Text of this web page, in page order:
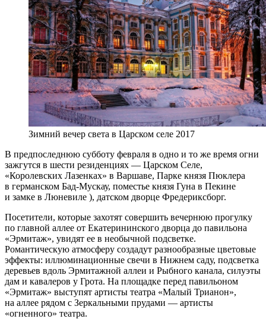
Зимний вечер света в Царском селе 2017
В предпоследнюю субботу февраля в одно и то же время огни
зажгутся в шести резиденциях — Царском Селе,
«Королевских Лазенках» в Варшаве, Парке князя Пюклера
в германском Бад-Мускау, поместье князя Гуна в Пекине
и замке в Люневиле ), датском дворце Фредериксборг.
Посетители, которые захотят совершить вечернюю прогулку
по главной аллее от Екатерининского дворца до павильона
«Эрмитаж», увидят ее в необычной подсветке.
Романтическую атмосферу создадут разнообразные цветовые
эффекты: иллюминационные свечи в Нижнем саду, подсветка
деревьев вдоль Эрмитажной аллеи и Рыбного канала, силуэты
дам и кавалеров у Грота. На площадке перед павильоном
«Эрмитаж» выступят артисты театра «Малый Трианон»,
на аллее рядом с Зеркальными прудами — артисты
«огненного» театра.